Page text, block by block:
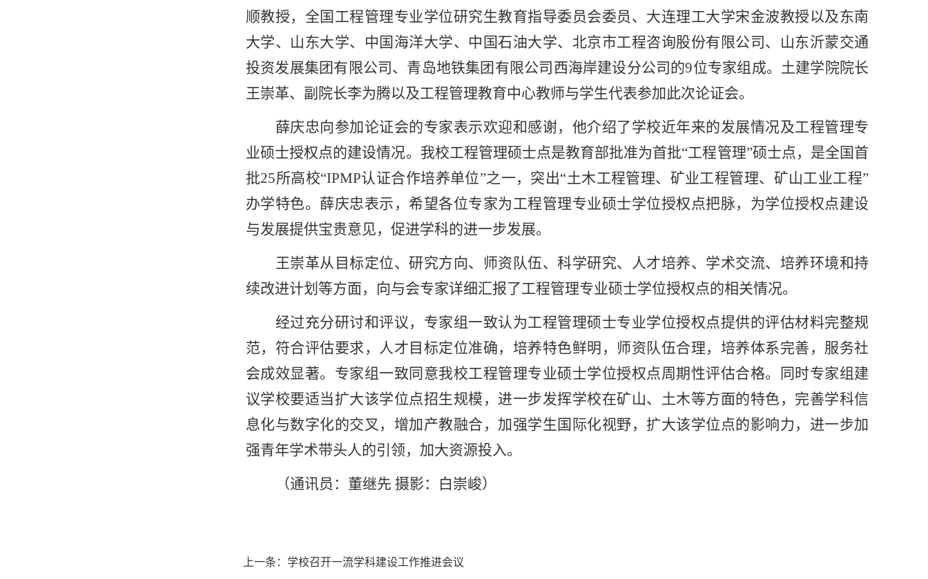
顺教授，全国工程管理专业学位研究生教育指导委员会委员、大连理工大学宋金波教授以及东南
大学、山东大学、中国海洋大学、中国石油大学、北京市工程咨询股份有限公司、山东沂蒙交通
投资发展集团有限公司、青岛地铁集团有限公司西海岸建设分公司的9位专家组成。土建学院院长
王崇革、副院长李为腾以及工程管理教育中心教师与学生代表参加此次论证会。
薛庆忠向参加论证会的专家表示欢迎和感谢，他介绍了学校近年来的发展情况及工程管理专
业硕士授权点的建设情况。我校工程管理硕士点是教育部批准为首批“工程管理”硕士点，是全国首
批25所高校“IPMP认证合作培养单位”之一，突出“土木工程管理、矿业工程管理、矿山工业工程”
办学特色。薛庆忠表示，希望各位专家为工程管理专业硕士学位授权点把脉，为学位授权点建设
与发展提供宝贵意见，促进学科的进一步发展。
王崇革从目标定位、研究方向、师资队伍、科学研究、人才培养、学术交流、培养环境和持
续改进计划等方面，向与会专家详细汇报了工程管理专业硕士学位授权点的相关情况。
经过充分研讨和评议，专家组一致认为工程管理硕士专业学位授权点提供的评估材料完整规
范，符合评估要求，人才目标定位准确，培养特色鲜明，师资队伍合理，培养体系完善，服务社
会成效显著。专家组一致同意我校工程管理专业硕士学位授权点周期性评估合格。同时专家组建
议学校要适当扩大该学位点招生规模，进一步发挥学校在矿山、土木等方面的特色，完善学科信
息化与数字化的交叉，增加产教融合，加强学生国际化视野，扩大该学位点的影响力，进一步加
强青年学术带头人的引领，加大资源投入。
（通讯员：董继先 摄影：白崇峻）
上一条： 学校召开一流学科建设工作推进会议